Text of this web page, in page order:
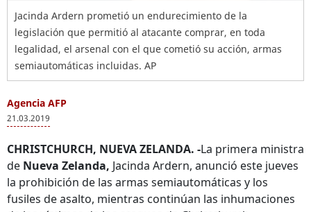
Jacinda Ardern prometió un endurecimiento de la
legislación que permitió al atacante comprar, en toda
legalidad, el arsenal con el que cometió su acción, armas
semiautomáticas incluidas. AP
Agencia AFP
21.03.2019
CHRISTCHURCH, NUEVA ZELANDA. -La primera ministra
de Nueva Zelanda, Jacinda Ardern, anunció este jueves
la prohibición de las armas semiautomáticas y los
fusiles de asalto, mientras continúan las inhumaciones